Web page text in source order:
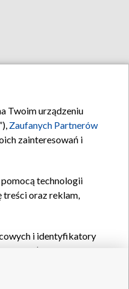
Twoim urządzeniu
Zaufanych Partnerów
zainteresowań i
pomocą technologii
treści oraz reklam,
i identyfikatory
pozostałych
pomiaru wydajności